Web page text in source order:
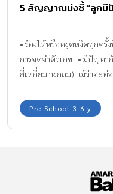
5 สัญญาณบ่งชี้ “ลูกมีปั
• ร้องไห้หรือหงุดหงิดทุกค
การจดจำตัวเลข • มีปัญหากั
สี่เหลี่ยม วงกลม) แม้ว่าจะ
เหล่านี้ไม่ได้หมายความว่า
บางครั้งการถูกผลักดันมาก
Pre-School 3-6 y